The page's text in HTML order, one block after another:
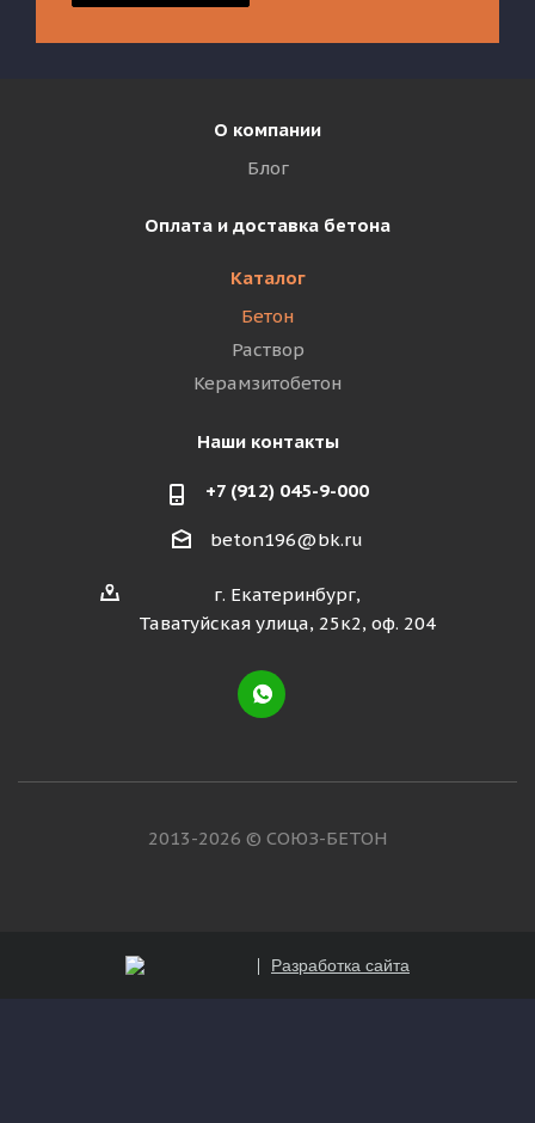
О компании
Блог
Оплата и доставка бетона
Каталог
Бетон
Раствор
Керамзитобетон
Наши контакты
+7 (912) 045-9-000
beton196@bk.ru
г. Екатеринбург,
Таватуйская улица, 25к2, оф. 204
2013-2026 © СОЮЗ-БЕТОН
Разработка сайта